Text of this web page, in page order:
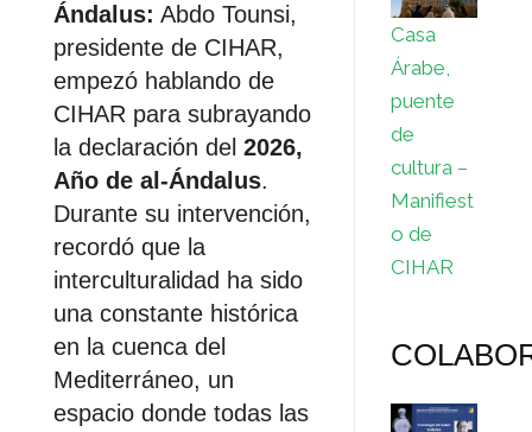
Ándalus: Abdo Tounsi,
presidente de CIHAR,
empezó hablando de
CIHAR para subrayando
la declaración del 2026,
Año de al-Ándalus.
Durante su intervención,
recordó que la
interculturalidad ha sido
una constante histórica
en la cuenca del
Mediterráneo, un
espacio donde todas las
Casa
Árabe,
puente
de
cultura –
Manifiest
o de
CIHAR